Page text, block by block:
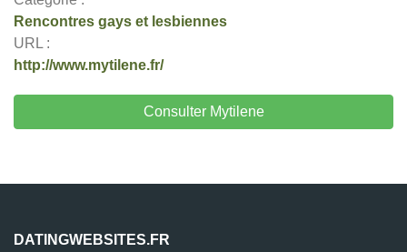
Rencontres gays et lesbiennes
URL :
http://www.mytilene.fr/
Consulter Mytilene
DATINGWEBSITES.FR